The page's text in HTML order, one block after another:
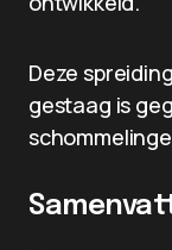
Deze
gestaag is